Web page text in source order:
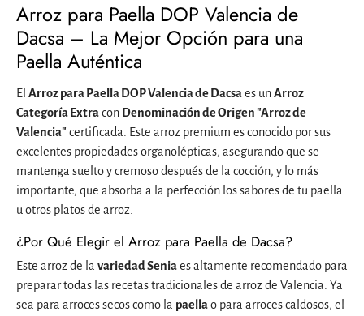
Arroz para Paella DOP Valencia de
Dacsa – La Mejor Opción para una
Paella Auténtica
El Arroz para Paella DOP Valencia de Dacsaes unArroz
Categoría Extracon Denominación de Origen "Arroz de
Valencia" certificada. Este arroz premium es conocido por sus
excelentes propiedades organolépticas, asegurando que se
mantenga suelto y cremoso después de la cocción, y lo más
importante, que absorba a la perfección los sabores de tu paella
u otros platos de arroz.
¿Por Qué Elegir el Arroz para Paella de Dacsa?
Este arroz de la variedad Seniaes altamente recomendado para
preparar todas las recetas tradicionales de arroz de Valencia. Ya
sea para arroces secos como la paellao para arroces caldosos, el